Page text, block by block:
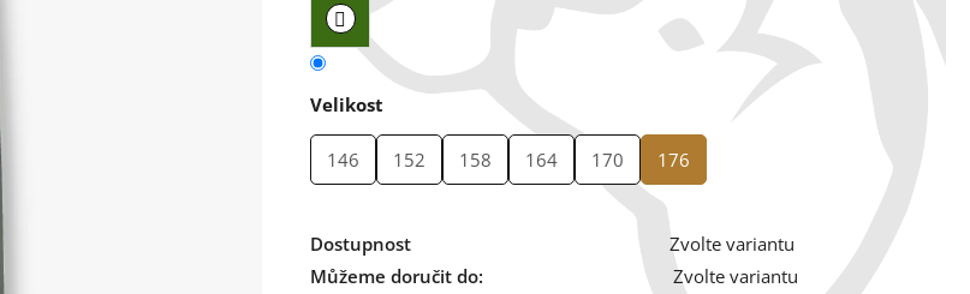
Velikost
146 152 158 164 170 176
Dostupnost
Zvolte variantu
Můžeme doručit do:
Zvolte variantu